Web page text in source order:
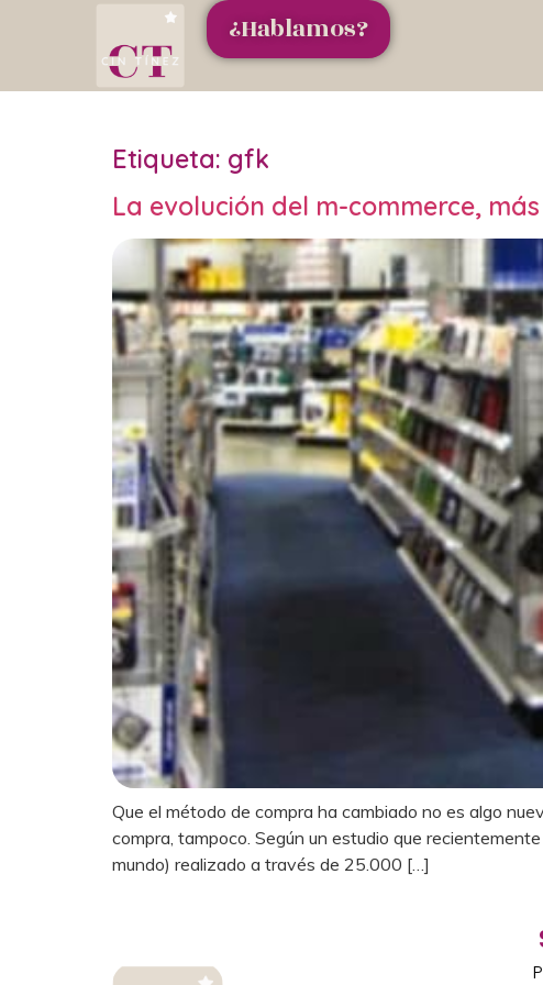
¿Hablamos?
Etiqueta: gfk
La evolución del m-commerce,
Que el método de compra ha cambiado no es algo
compra, tampoco. Según un estudio que
mundo) realizado a través de 25.000 […]